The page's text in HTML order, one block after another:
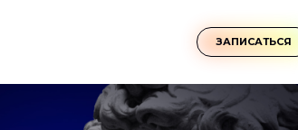
ЗАПИСАТЬСЯ